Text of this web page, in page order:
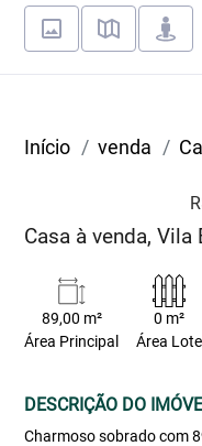
Início venda
Casa à venda,
89,00 m²
Área Principal
0 m²
Área Lote
DESCRIÇÃO DO
Charmoso sobrado com